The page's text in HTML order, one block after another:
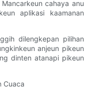
cahaya anu
aplikasi kaamanan
dilengkepan pilihan
anjeun pikeun
dinten atanapi pikeun
Cuaca